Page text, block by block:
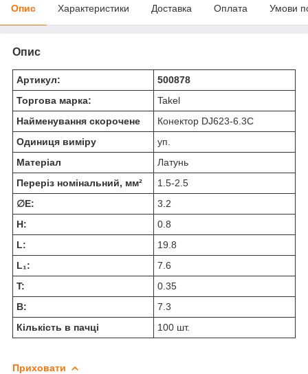
Опис Характеристики Доставка Оплата Умови
Опис
Артикул:
500878
Торгова марка:
Takel
Найменування скорочене
Конектор DJ623-6.3C
Одиниця виміру
уп.
Матеріал
Латунь
Переріз номінальний, мм²
1.5-2.5
∅E:
3.2
H:
0.8
L:
19.8
L₁:
7.6
T:
0.35
В:
7.3
Кількість в пачці
100 шт.
Приховати